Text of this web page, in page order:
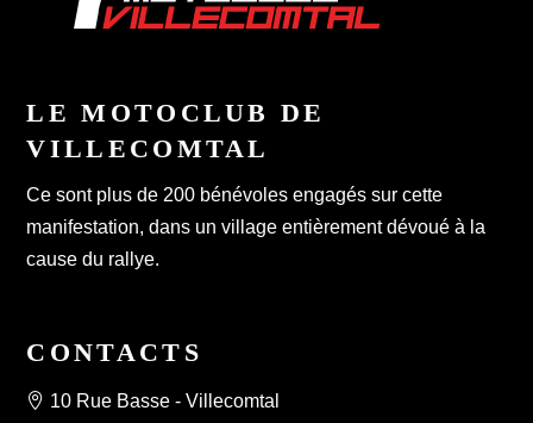
LE MOTOCLUB DE
VILLECOMTAL
Ce sont plus de 200 bénévoles engagés sur cette
manifestation, dans un village entièrement dévoué à la
cause du rallye.
CONTACTS
10 Rue Basse - Villecomtal